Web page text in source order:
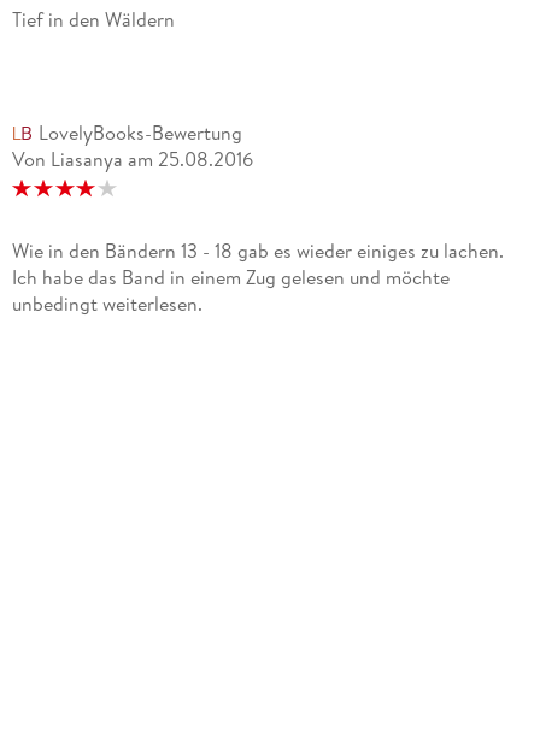
Tief in den Wäldern
LovelyBooks-Bewertung
Von Liasanya am 25.08.2016
Wie in den Bändern 13 - 18 gab es wieder einiges zu lachen.
Ich habe das Band in einem Zug gelesen und möchte
unbedingt weiterlesen.